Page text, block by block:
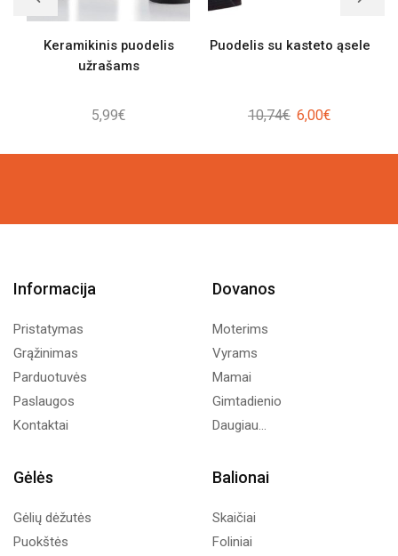
Keramikinis puodelis
užrašams
5,99€
Puodelis su kasteto ąsele
10,74€ Original
was:
6,00€
is:
Informacija
Pristatymas
Grąžinimas
Parduotuvės
Paslaugos
Kontaktai
Dovanos
Moterims
Vyrams
Mamai
Gimtadienio
Daugiau...
Gėlės
Gėlių dėžutės
Puokštės
Balionai
Skaičiai
Foliniai